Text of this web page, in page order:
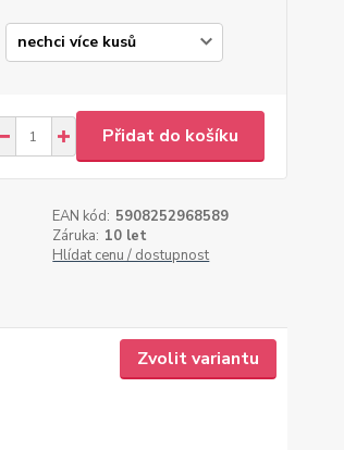
Přidat do košíku
EAN kód: 5908252968589
Záruka: 10 let
Hlídat cenu / dostupnost
Zvolit variantu